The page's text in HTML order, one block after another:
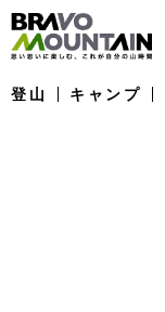
登山 キャンプ